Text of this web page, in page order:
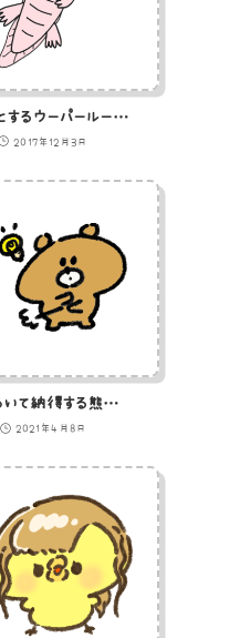
うとうとするウーパールーパーのイラスト
2017年12月3日
ひらめいて納得する熊のイラスト
2021年4月8日